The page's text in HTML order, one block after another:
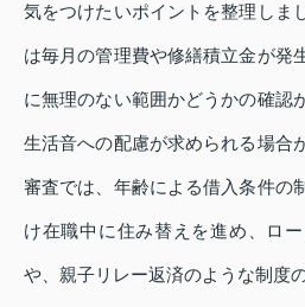
気をつけたいポイントを整理しま
は毎月の管理費や修繕積立金が発
に無理のない範囲かどうかの確認
生活音への配慮が求められる場合
審査では、年齢による借入条件の
け在職中に住み替えを進め、ロ
や、親子リレー返済のような制度